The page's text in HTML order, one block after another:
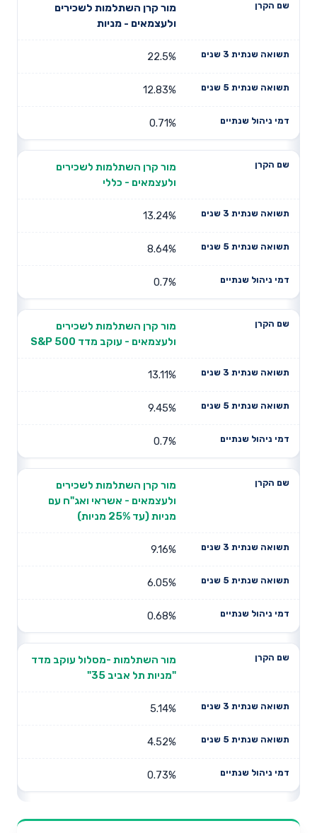
שנתית 3
תשואה
שנתית 5
מור קרן השתלמות לשכירים
ולעצמאים - מניות
22.5%
12.83%
0.71%
מור קרן השתלמות לשכירים
ולעצמאים - כללי
13.24%
8.64%
0.7%
מור קרן השתלמות לשכירים
ולעצמאים - עוקב מדד S&P 500
13.11%
9.45%
0.7%
מור קרן השתלמות לשכירים
ולעצמאים - אשראי ואג"ח עם
מניות (עד 25% מניות)
9.16%
6.05%
0.68%
מור השתלמות -מסלול עוקב מדד
"מניות תל אביב 35"
5.14%
4.52%
0.73%